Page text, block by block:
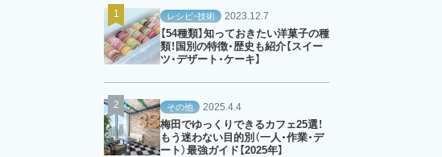
レシピ・技術 2023.12.7
【54種類】知っておきたい洋菓子の種
類！国別の特徴・歴史も紹介【スイー
ツ・デザート・ケーキ】
その他 2025.4.4
梅田でゆっくりできるカフェ25選！
もう迷わない目的別（一人・作業・デ
ート）最強ガイド【2025年】